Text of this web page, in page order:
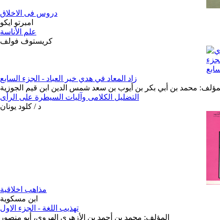
دروس فى الاخلاق
امبرتو ايكو
علم الأناسة
كريستوف فولف
زاد المعاد في هدي خير العباد - الجزء السابع
محمد بن أبي بكر بن أيوب بن سعد شمس الدين ابن قيم الجوزية
التضليل الكلامى وآليات السيطرة على الرأى
د / كلود يونان
مذاهب اخلاقية
ابن مسكوية
تهذيب اللغة - الجزء الاول
المؤلف: محمد بن أحمد بن الأزهري الهروي، أبو منصور